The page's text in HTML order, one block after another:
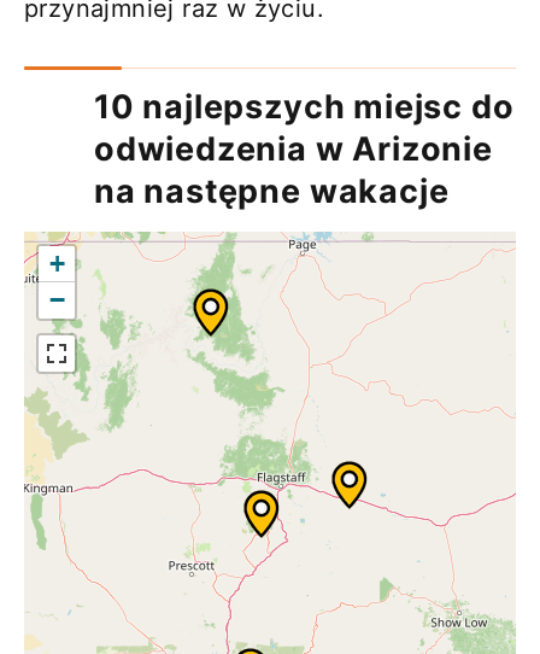
przynajmniej raz w życiu.
10 najlepszych miejsc do
odwiedzenia w Arizonie
na następne wakacje
+
−